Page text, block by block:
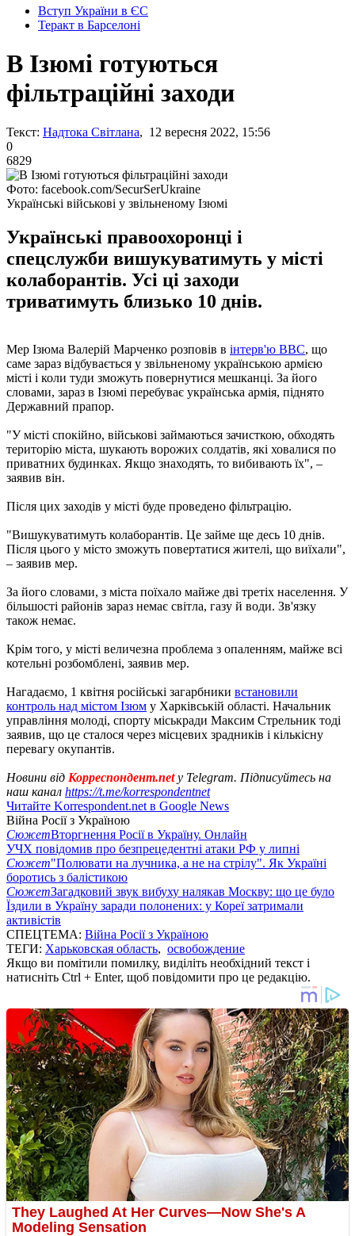
Вступ України в ЄС
Теракт в Барселоні
В Ізюмі готуються
фільтраційні заходи
Текст: Надтока Світлана, 12 вересня 2022, 15:56
0
6829
Фото: facebook.com/SecurSerUkraine
Українські військові у звільненому Ізюмі
Українські правоохоронці і
спецслужби вишукуватимуть у місті
колаборантів. Усі ці заходи
триватимуть близько 10 днів.
Мер Ізюма Валерій Марченко розповів в інтерв'ю ВВС, що
саме зараз відбувається у звільненому українською армією
місті і коли туди зможуть повернутися мешканці. За його
словами, зараз в Ізюмі перебуває українська армія, піднято
Державний прапор.
"У місті спокійно, військові займаються зачисткою, обходять
територію міста, шукають ворожих солдатів, які ховалися по
приватних будинках. Якщо знаходять, то вибивають їх", –
заявив він.
Після цих заходів у місті буде проведено фільтрацію.
"Вишукуватимуть колаборантів. Це займе ще десь 10 днів.
Після цього у місто зможуть повертатися жителі, що виїхали",
– заявив мер.
За його словами, з міста поїхало майже дві третіх населення. У
більшості районів зараз немає світла, газу й води. Зв'язку
також немає.
Крім того, у місті величезна проблема з опаленням, майже всі
котельні розбомблені, заявив мер.
Нагадаємо, 1 квітня російські загарбники встановили
контроль над містом Ізюм у Харківській області. Начальник
управління молоді, спорту міськради Максим Стрельник тоді
заявив, що це сталося через місцевих зрадників і кількісну
перевагу окупантів.
Новини від Корреспондент.netу Telegram. Підписуйтесь на
наш канал https://t.me/korrespondentnet
Читайте Korrespondent.net в Google News
Війна Росії з Україною
СюжетВторгнення Росії в Україну. Онлайн
УЧХ повідомив про безпрецедентні атаки РФ у липні
Сюжет"Полювати на лучника, а не на стрілу". Як Україні
боротись з балістикою
СюжетЗагадковий звук вибуху налякав Москву: що це було
Їздили в Україну заради полонених: у Кореї затримали
активістів
СПЕЦТЕМА: Війна Росії з Україною
ТЕГИ: Харьковская область, освобождение
Якщо ви помітили помилку, виділіть необхідний текст і
натисніть Ctrl + Enter, щоб повідомити про це редакцію.